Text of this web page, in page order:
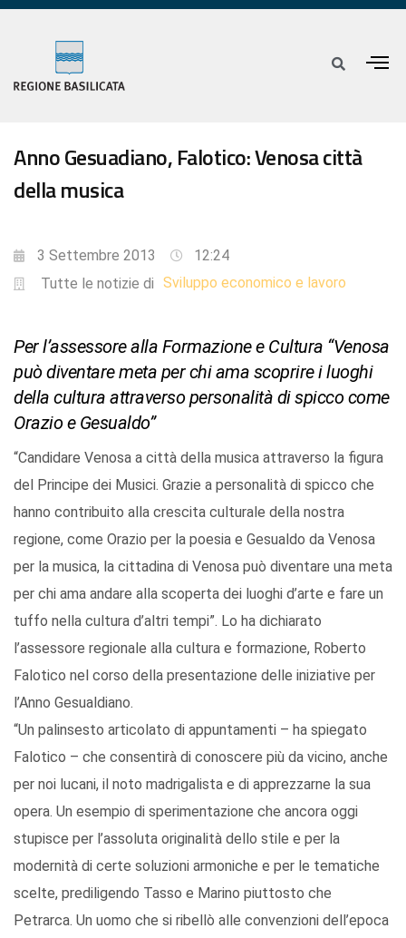
Anno Gesuadiano, Falotico: Venosa città
della musica
3 Settembre 2013
12:24
Tutte le notizie di Sviluppo economico e lavoro
Per l’assessore alla Formazione e Cultura “Venosa
può diventare meta per chi ama scoprire i luoghi
della cultura attraverso personalità di spicco come
Orazio e Gesualdo”
“Candidare Venosa a città della musica attraverso la figura
del Principe dei Musici. Grazie a personalità di spicco che
hanno contribuito alla crescita culturale della nostra
regione, come Orazio per la poesia e Gesualdo da Venosa
per la musica, la cittadina di Venosa può diventare una meta
per chi ama andare alla scoperta dei luoghi d’arte e fare un
tuffo nella cultura d’altri tempi”. Lo ha dichiarato
l’assessore regionale alla cultura e formazione, Roberto
Falotico nel corso della presentazione delle iniziative per
l’Anno Gesualdiano.
“Un palinsesto articolato di appuntamenti – ha spiegato
Falotico – che consentirà di conoscere più da vicino, anche
per noi lucani, il noto madrigalista e di apprezzarne la sua
opera. Un esempio di sperimentazione che ancora oggi
stupisce per l’assoluta originalità dello stile e per la
modernità di certe soluzioni armoniche e per le tematiche
scelte, prediligendo Tasso e Marino piuttosto che
Petrarca. Un uomo che si ribellò alle convenzioni dell’epoca